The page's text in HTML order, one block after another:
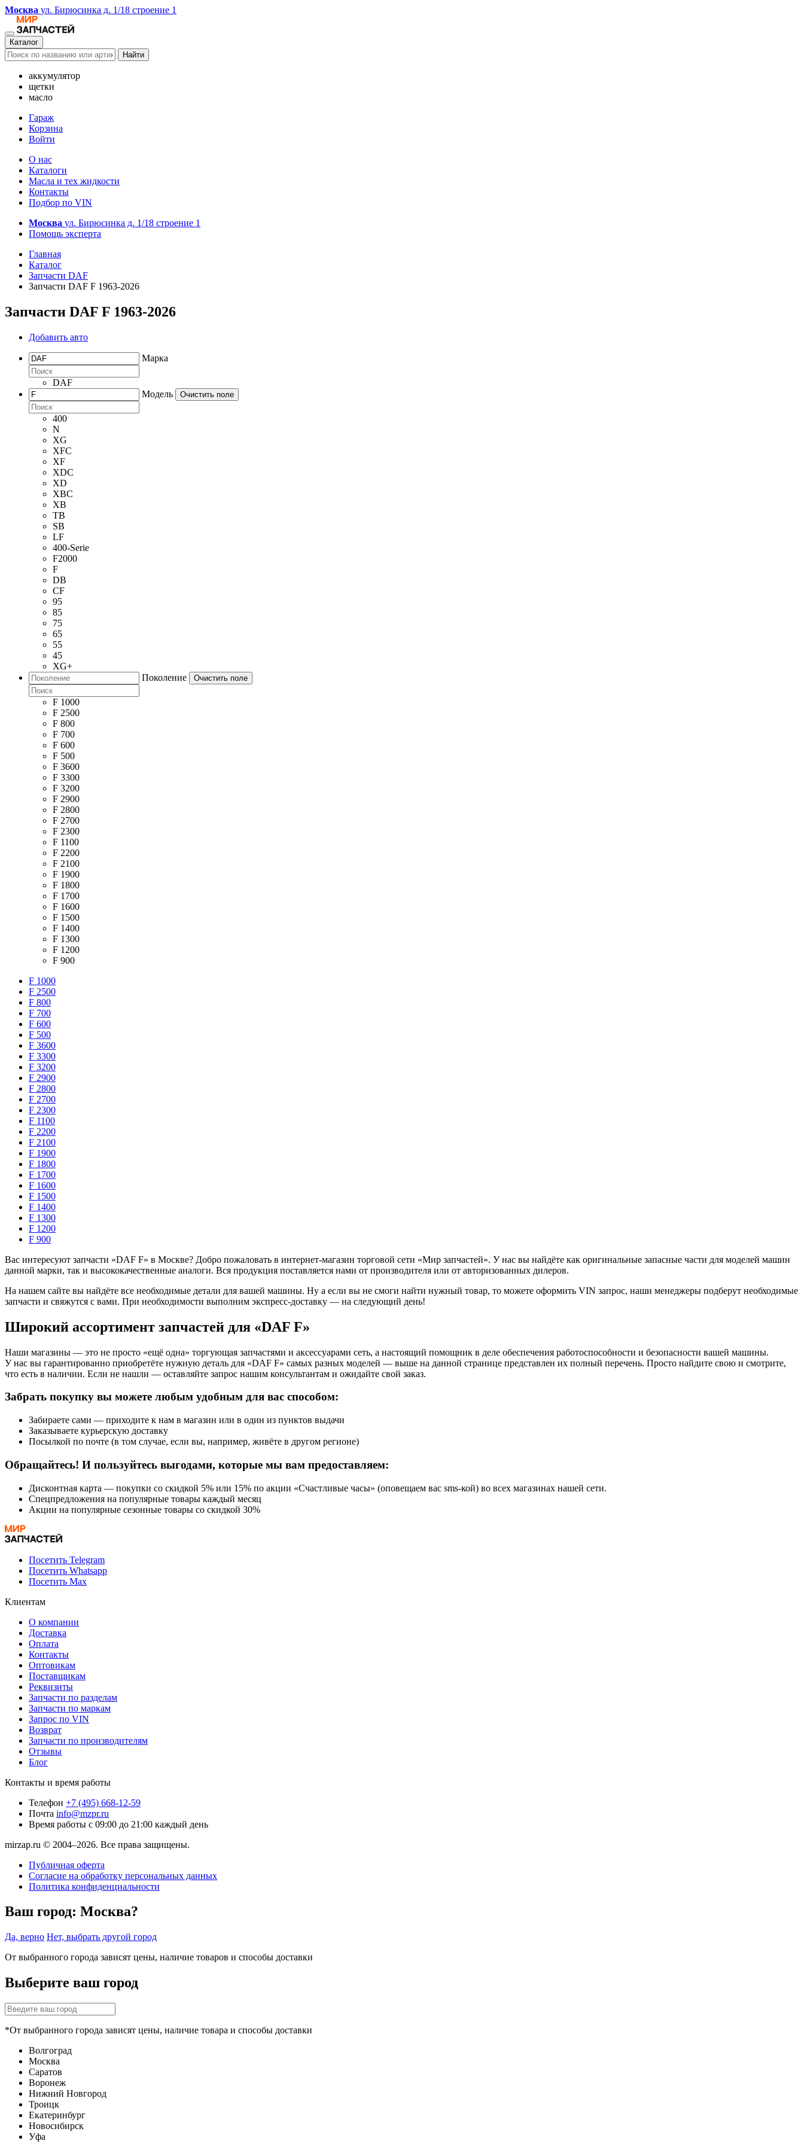
Москва ул. Бирюсинка д. 1/18 строение 1
Каталог
Найти
аккумулятор
щетки
масло
Гараж
Корзина
Войти
О нас
Каталоги
Масла и тех жидкости
Контакты
Подбор по VIN
Москва ул. Бирюсинка д. 1/18 строение 1
Помощь эксперта
Главная
Каталог
Запчасти DAF
Запчасти DAF F 1963-2026
Запчасти DAF F 1963-2026
Добавить авто
Марка
DAF
Модель
Очистить поле
400
N
XG
XFC
XF
XDC
XD
XBC
XB
TB
SB
LF
400-Serie
F2000
F
DB
CF
95
85
75
65
55
45
XG+
Поколение
Очистить поле
F 1000
F 2500
F 800
F 700
F 600
F 500
F 3600
F 3300
F 3200
F 2900
F 2800
F 2700
F 2300
F 1100
F 2200
F 2100
F 1900
F 1800
F 1700
F 1600
F 1500
F 1400
F 1300
F 1200
F 900
F 1000
F 2500
F 800
F 700
F 600
F 500
F 3600
F 3300
F 3200
F 2900
F 2800
F 2700
F 2300
F 1100
F 2200
F 2100
F 1900
F 1800
F 1700
F 1600
F 1500
F 1400
F 1300
F 1200
F 900
Вас интересуют запчасти «DAF F» в Москве? Добро пожаловать в интернет-магазин торговой сети «Мир запчастей». У нас вы найдёте как оригинальные запасные части для моделей машин
данной марки, так и высококачественные аналоги. Вся продукция поставляется нами от производителя или от авторизованных дилеров.
На нашем сайте вы найдёте все необходимые детали для вашей машины. Ну а если вы не смоги найти нужный товар, то можете оформить VIN запрос, наши менеджеры подберут необходимые
запчасти и свяжутся с вами. При необходимости выполним экспресс-доставку — на следующий день!
Широкий ассортимент запчастей для «DAF F»
Наши магазины — это не просто «ещё одна» торгующая запчастями и аксессуарами сеть, а настоящий помощник в деле обеспечения работоспособности и безопасности вашей машины.
У нас вы гарантированно приобретёте нужную деталь для «DAF F» самых разных моделей — выше на данной странице представлен их полный перечень. Просто найдите свою и смотрите,
что есть в наличии. Если не нашли — оставляйте запрос нашим консультантам и ожидайте свой заказ.
Забрать покупку вы можете любым удобным для вас способом:
Забираете сами — приходите к нам в магазин или в один из пунктов выдачи
Заказываете курьерскую доставку
Посылкой по почте (в том случае, если вы, например, живёте в другом регионе)
Обращайтесь! И пользуйтесь выгодами, которые мы вам предоставляем:
Дисконтная карта — покупки со скидкой 5% или 15% по акции «Счастливые часы» (оповещаем вас sms-кой) во всех магазинах нашей сети.
Спецпредложения на популярные товары каждый месяц
Акции на популярные сезонные товары со скидкой 30%
Посетить Telegram
Посетить Whatsapp
Посетить Max
Клиентам
О компании
Доставка
Оплата
Контакты
Оптовикам
Поставщикам
Реквизиты
Запчасти по разделам
Запчасти по маркам
Запрос по VIN
Возврат
Запчасти по производителям
Отзывы
Блог
Контакты и время работы
Телефон +7 (495) 668-12-59
Почта info@mzpr.ru
Время работы с 09:00 до 21:00 каждый день
mirzap.ru © 2004–2026. Все права защищены.
Публичная оферта
Согласие на обработку персональных данных
Политика конфиденциальности
Ваш город: Москва?
Да, верно Нет, выбрать другой город
От выбранного города зависят цены, наличие товаров и способы доставки
Выберите ваш город
*От выбранного города зависят цены, наличие товара и способы доставки
Волгоград
Москва
Саратов
Воронеж
Нижний Новгород
Троицк
Екатеринбург
Новосибирск
Уфа